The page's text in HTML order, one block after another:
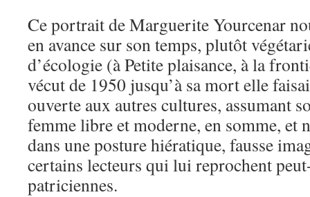
Ce portrait de Marguerite Yourcenar
en avance sur son temps, plutôt
d’écologie (à Petite plaisance, à la
vécut de 1950 jusqu’à sa mort elle
ouverte aux autres cultures, assumant
femme libre et moderne, en somme, et
dans une posture hiératique, fausse
certains lecteurs qui lui reprochent
patriciennes.